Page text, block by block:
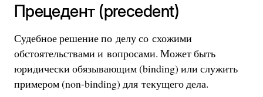
Прецедент (precedent)
Судебное решение по делу со схожими
обстоятельствами и вопросами. Может быть
юридически обязывающим (binding) или служить
примером (non-binding) для текущего дела.